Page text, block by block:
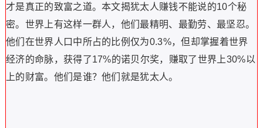
才是真正的致富之道。本文揭犹太人赚钱不能说的10个秘
密。 世界上有这样一群人，他们最精明、最勤劳、最坚忍。
他们在世界人口中所占的比例仅为0.3%，但却掌握着世界
经济的命脉，获得了17%的诺贝尔奖，赚取了世界上30%以
上的财富。 他们是谁？他们就是犹太人。